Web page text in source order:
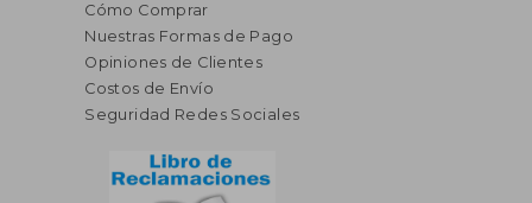
Cómo Comprar
Nuestras Formas de Pago
Opiniones de Clientes
Costos de Envío
Seguridad Redes Sociales